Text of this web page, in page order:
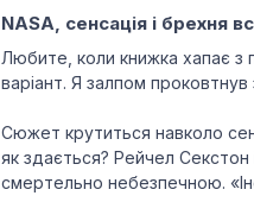
NASA, сенсація і брехня
Любите, коли книжка хапає з
варіант. Я залпом проковтнув
Сюжет крутиться навколо
як здається? Рейчел
смертельно небезпечною.